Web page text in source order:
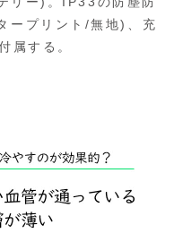
ープリント/無地)、充
属する。